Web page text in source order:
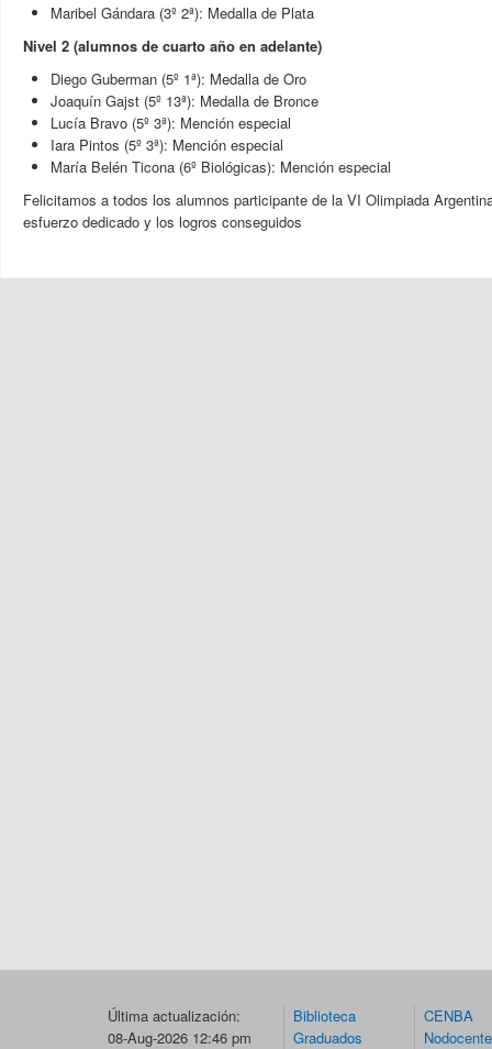
Maribel Gándara (3º 2ª): Medalla de Plata
Nivel 2 (alumnos de cuarto año en adelante)
Diego Guberman (5º 1ª): Medalla de Oro
Joaquín Gajst (5º 13ª): Medalla de Bronce
Lucía Bravo (5º 3ª): Mención especial
Iara Pintos (5º 3ª): Mención especial
María Belén Ticona (6º Biológicas): Mención especial
Felicitamos a todos los alumnos participante de la VI Olimpiada
esfuerzo dedicado y los logros conseguidos
Última actualización:
08-Aug-2026 12:46 pm
Biblioteca
Graduados
CENBA